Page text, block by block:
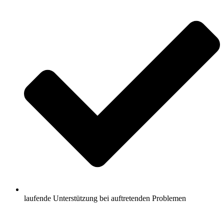
laufende Unterstützung bei auftretenden Problemen